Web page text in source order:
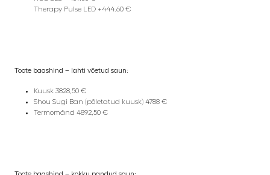
Therapy Pulse LED +444.60 €
Toote baashind – lahti võetud saun:
Kuusk 3828,50 €
Shou Sugi Ban (põletatud kuusk) 4788 €
Termomänd 4892,50 €